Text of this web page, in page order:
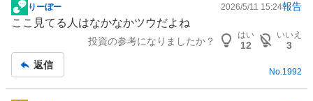
掲
示
事
りーぼー 2026/5/11 15:24報告
ここ見てる人はなかなかツウだよね
投資の参考になりましたか？
はい
12
いいえ
3
返信
No.1992